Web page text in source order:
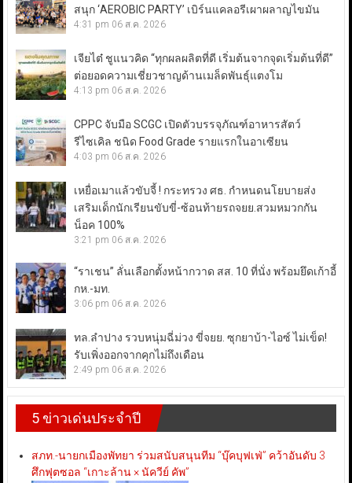
สนุก ‘AEROBIC PARTY’ เบิร์นแคลอรีเผาผลาญไขมัน
4:31 pm 06 ส.ค. 2026
เจียไต๋ ชูแนวคิด “ทุกผลผลิตที่ดี เริ่มต้นจากจุดเริ่มต้นที่ดี”
ต่อยอดความเชี่ยวชาญด้านเมล็ดพันธุ์แตงโม
4:13 pm 06 ส.ค. 2026
CPPC จับมือ SCGC เปิดตัวบรรจุภัณฑ์อาหารสัตว์
รีไซเคิล ชนิด Food Grade รายแรกในอาเซียน
4:03 pm 06 ส.ค. 2026
เหยื่อเมาแล้วขับจี้ ! กระทรวง ศธ. กำหนดนโยบายส่ง
เสริมเด็กนักเรียนขับขี่-ซ้อนท้ายรถจยย.สวมหมวกกัน
น็อค 100%
3:21 pm 06 ส.ค. 2026
“ราเชน” ลั่นเลือกตั้งหน้ากวาด สส. 10 ที่นั่ง พร้อมยึดเก้าอี้
กห.-มท.
3:06 pm 06 ส.ค. 2026
ทล.ลำปาง รวบหนุ่มฉี่ม่วง ขี่จยย. ซุกยาบ้า-ไอซ์ ไม่เข็ด!
รับเพิ่งออกจากคุกไม่ถึงเดือน
2:49 pm 06 ส.ค. 2026
5 ข่าวเด่นประจำปี
สภท.-นายกเมืองพัทยา ร่วมสนับสนุนทีม “บุ๊คบุฟเฟ่” คว้าอันดับ 3
ศึกฟุตซอล “เกาะล้าน × นัควีย์ คัพ”